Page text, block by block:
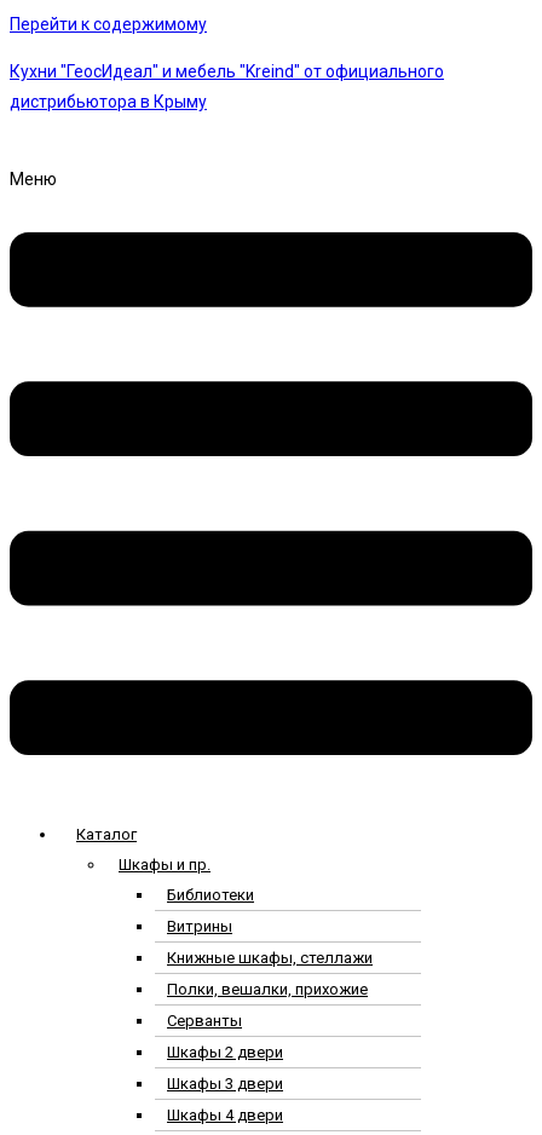
Перейти к содержимому
Кухни "ГеосИдеал" и мебель "Kreind" от официального
дистрибьютора в Крыму
Меню
Каталог
Шкафы и пр.
Библиотеки
Витрины
Книжные шкафы, стеллажи
Полки, вешалки, прихожие
Серванты
Шкафы 2 двери
Шкафы 3 двери
Шкафы 4 двери